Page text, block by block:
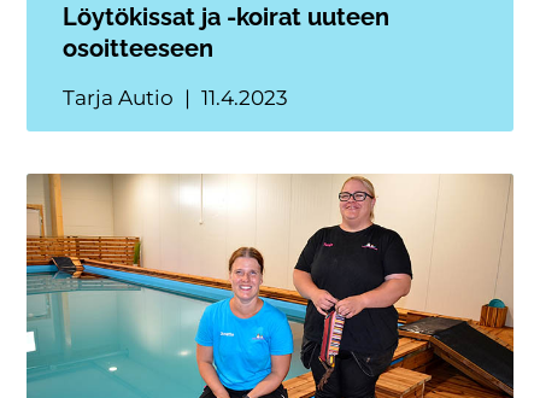
Löytökissat ja -koirat uuteen
osoitteeseen
Tarja Autio 11.4.2023